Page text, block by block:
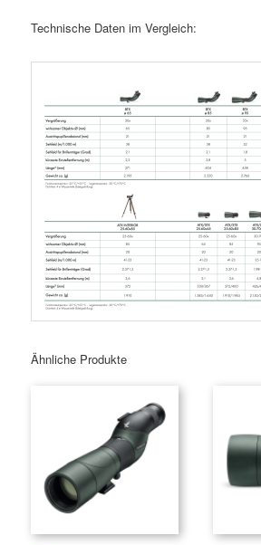
Technische Daten im Vergleich:
Ähnliche Produkte